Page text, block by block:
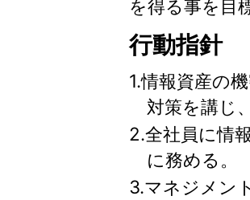
を得る事を目
行動指針
1.情報資産の
対策を講じ
2.全社員に情
に務める。
3.マネジメン
CONTACT
情報セキュリティ基本方針
一般事業主行動計画